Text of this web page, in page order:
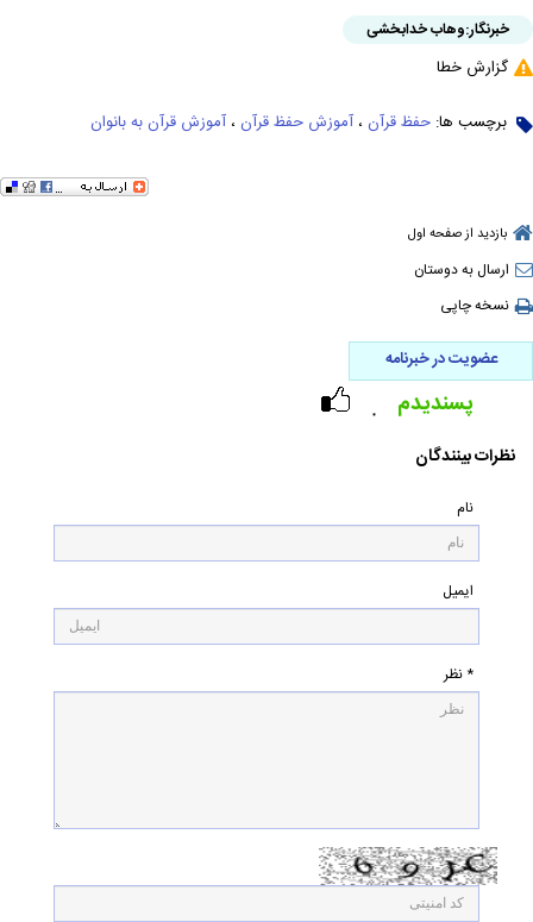
خبرنگار:وهاب خدابخشی
گزارش خطا
برچسب ها: حفظ قرآن ، آموزش حفظ قرآن ، آموزش قرآن به بانوان
بازدید از صفحه اول
ارسال به دوستان
نسخه چاپی
عضویت در خبرنامه
۰ پسندیدم
نظرات بینندگان
نام
ایمیل
* نظر